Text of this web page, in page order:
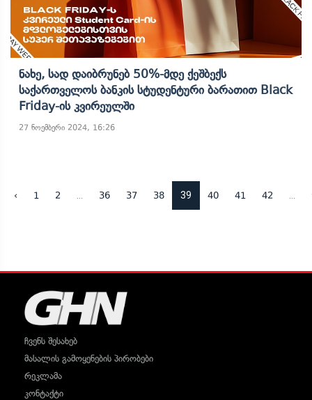
Ნახე, Სად Დაიბრუნებ 50%-Მდე Ქეშბექს
Საქართველოს Ბანკის Სტუდენტური Ბარათით Black
Friday-Ის Კვირეულში
27 ნოემბერი 2024, 16:26
‹ 1 2 36 37 38 39 40 41 42
ჩვენს შესახებ
მასალის გამოყენების პირობები
რეკლამა
კონტაქტი